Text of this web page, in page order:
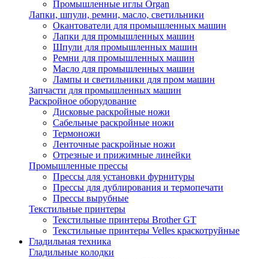
Промышленные иглы Organ
Лапки, шпули, ремни, масло, светильники
Окантователи для промышленных машин
Лапки для промышленных машин
Шпули для промышленных машин
Ремни для промышленных машин
Масло для промышленных машин
Лампы и светильники для пром машин
Запчасти для промышленных машин
Раскройное оборудование
Дисковые раскройные ножи
Сабельные раскройные ножи
Термоножи
Ленточные раскройные ножи
Отрезные и прижимные линейки
Промышленные прессы
Прессы для установки фурнитуры
Прессы для дублирования и термопечати
Прессы вырубные
Текстильные принтеры
Текстильные принтеры Brother GT
Текстильные принтеры Velles краскотруйные
Гладильная техника
Гладильные колодки